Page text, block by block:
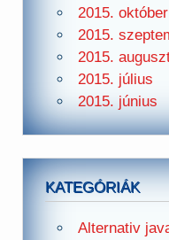
2015. október
2015.
2015.
2015. július
2015. június
KATEGÓRIÁK
Alternativ